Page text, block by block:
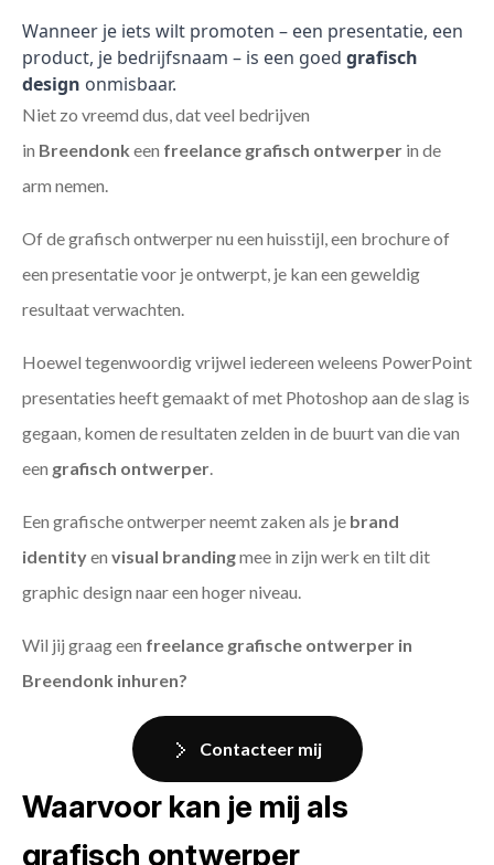
Wanneer je iets wilt promoten – een presentatie, een
product, je bedrijfsnaam – is een goed grafisch
design onmisbaar.
Niet zo vreemd dus, dat veel bedrijven
in Breendonk een freelance grafisch ontwerper in de
arm nemen.
Of de grafisch ontwerper nu een huisstijl, een brochure of
een presentatie voor je ontwerpt, je kan een geweldig
resultaat verwachten.
Hoewel tegenwoordig vrijwel iedereen weleens PowerPoint
presentaties heeft gemaakt of met Photoshop aan de slag is
gegaan, komen de resultaten zelden in de buurt van die van
een grafisch ontwerper
Een grafische ontwerper neemt zaken als je brand
identityen visual brandingmee in zijn werk en tilt dit
graphic design naar een hoger niveau.
Wil jij graag een freelance grafische ontwerper in
Breendonk inhuren?
Contacteer mij
Waarvoor kan je mij als
grafisch ontwerper